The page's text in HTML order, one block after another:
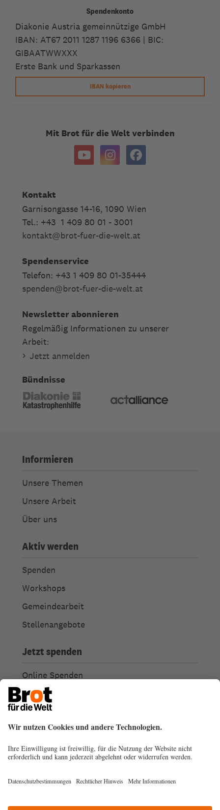
Spendenkonto
Diakonie Austria gemeinnützige GmbH
IBAN: AT67 2011 1287 1196 6366 | BIC:
GIBAATWWXXX
Erste Bank und Sparkassen
IBAN kopieren
Mit Brot für die Welt verbinden
Kontakt
Garnisongasse 14-16, 1090 Wien
Tel.: +43 1 409 80 01 - 3001
kontakt@brot-fuer-die-welt.at
Spendenservice
Telefon: +43 1 409 80 01-35444
spenden@brot-fuer-die-welt.at
Newsletter abonnieren
Regelmäßig Informationen zu unserer
Arbeit:
Jetzt anmelden
Bündnisse
Informieren
Unsere Themen
Unsere Arbeit
Über uns
Aktiv werden
Spenden
Workshops
Gemeindearbeit
Stellenangebote
Jetzt spenden
Online Spenden
Weitere Spendenmöglichkeiten
Ich habe Fragen zu meiner Spende
Spendengütesiegel
Transparenz